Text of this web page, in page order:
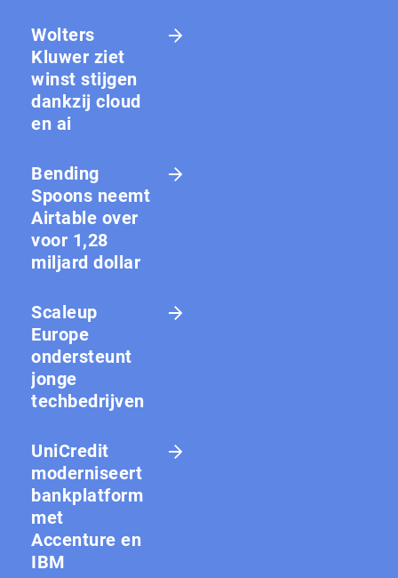
Wolters
Kluwer ziet
winst stijgen
dankzij cloud
en ai
Bending
Spoons neemt
Airtable over
voor 1,28
miljard dollar
Scaleup
Europe
ondersteunt
jonge
techbedrijven
UniCredit
moderniseert
bankplatform
met
Accenture en
IBM